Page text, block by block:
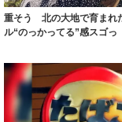
重そう 北の大地で育まれ
ル“のっかってる”感スゴ